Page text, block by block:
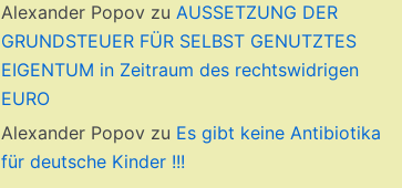
Alexander Popovzu AUSSETZUNG DER
GRUNDSTEUER FÜR SELBST GENUTZTES
EIGENTUM in Zeitraum des rechtswidrigen
EURO
Alexander Popovzu Es gibt keine Antibiotika
für deutsche Kinder !!!